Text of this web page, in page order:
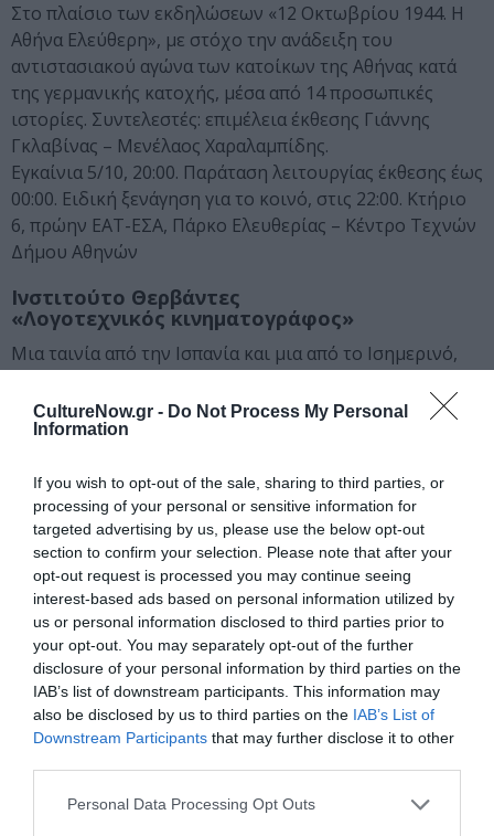
CultureNow.gr - Do Not Process My Personal
Information
If you wish to opt-out of the sale, sharing to third parties, or
processing of your personal or sensitive information for
targeted advertising by us, please use the below opt-out
section to confirm your selection. Please note that after your
opt-out request is processed you may continue seeing
interest-based ads based on personal information utilized by
us or personal information disclosed to third parties prior to
your opt-out. You may separately opt-out of the further
disclosure of your personal information by third parties on the
IAB’s list of downstream participants. This information may
also be disclosed by us to third parties on the IAB’s List of
Downstream Participants that may further disclose it to other
Personal Data Processing Opt Outs
Στο πλαίσιο των εκδηλώσεων «12 Οκτωβρίου 1944. Η
Αθήνα Ελεύθερη», με στόχο την ανάδειξη του
αντιστασιακού αγώνα των κατοίκων της Αθήνας κατά
της γερμανικής κατοχής, μέσα από 14 προσωπικές
ιστορίες. Συντελεστές: επιμέλεια έκθεσης Γιάννης
Γκλαβίνας – Μενέλαος Χαραλαμπίδης.
Εγκαίνια 5/10, 20:00. Παράταση λειτουργίας έκθεσης έως
00:00. Ειδική ξενάγηση για το κοινό, στις 22:00. Κτήριο
6, πρώην ΕΑΤ-ΕΣΑ, Πάρκο Ελευθερίας – Κέντρο Τεχνών
Δήμου Αθηνών
Ινστιτούτο Θερβάντες
«Λογοτεχνικός κινηματογράφος»
Μια ταινία από την Ισπανία και μια από το Ισημερινό,
μεγάλη οθόνη, και πραγματεύονται δυο ιστορικά
γεγονότα που σημάδεψαν την πορεία των δύο χωρών.
19:00 – 23:00, Ινστιτούτο Γκαίτε Αθηνών, Ομήρου 14
Ινστιτούτο Πούσκιν
Ο συναρπαστικός κόσμος της ρωσικής
γλώσσας
Γνωριμία με τη ρωσική γλώσσα
20:00 – 24:00, Φειδίου 18, Αθήνα
Ιώ Βουλγαράκη
«…Εμένα με κυνηγάει ο τόπος μου…» Μάτση
Χατζηλαζάρου | Γράμματα από το Παρίσι
Οι επιστολές της Μάτση Χατζηλαζάρου στον Ανδρέα